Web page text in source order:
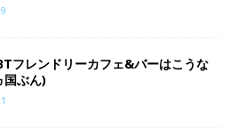
フレンドリーカフェ&バーはこうな
国ぶん)